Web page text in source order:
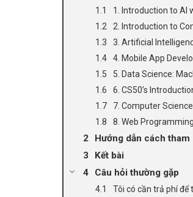
1. Introduction to AI
2. Introduction to
3. Artificial
4. Mobile App
5. Data Science:
6. CS50’s
7. Computer
8. Web
Hướng dẫn cách tham
Kết bài
Câu hỏi thường gặp
Tôi có cần trả phí để